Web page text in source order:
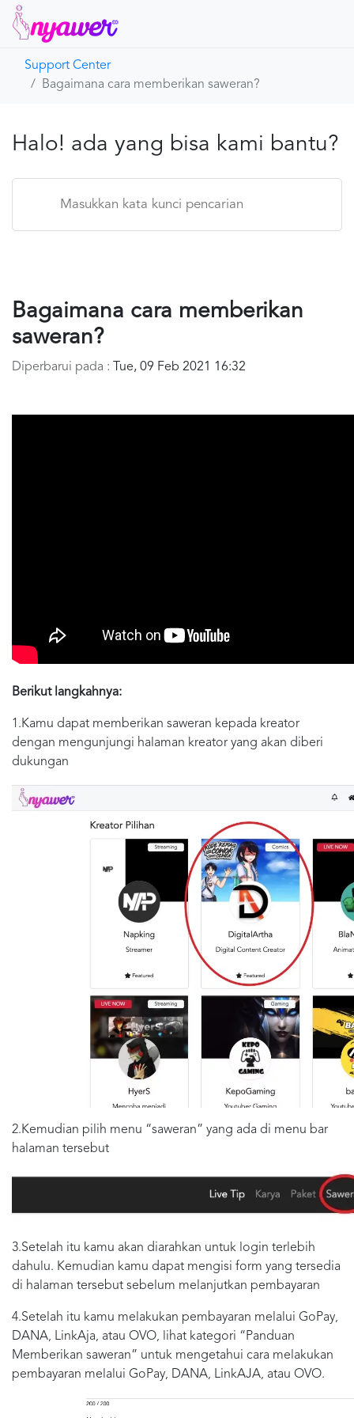
Support Center
Bagaimana cara memberikan saweran?
Halo! ada yang bisa kami bantu?
Bagaimana cara memberikan
saweran?
Diperbarui pada : Tue, 09 Feb 2021 16:32
Berikut langkahnya:
1.Kamu dapat memberikan saweran kepada kreator
dengan mengunjungi halaman kreator yang akan diberi
dukungan
2.Kemudian pilih menu “saweran” yang ada di menu bar
halaman tersebut
3.Setelah itu kamu akan diarahkan untuk login terlebih
dahulu. Kemudian kamu dapat mengisi form yang tersedia
di halaman tersebut sebelum melanjutkan pembayaran
4.Setelah itu kamu melakukan pembayaran melalui GoPay,
DANA, LinkAja, atau OVO, lihat kategori “Panduan
Memberikan saweran” untuk mengetahui cara melakukan
pembayaran melalui GoPay, DANA, LinkAJA, atau OVO.